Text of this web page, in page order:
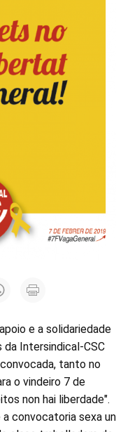
e a solidariedade
da Intersindical-CSC
tanto no
o vindeiro 7 de
non hai liberdade".
convocatoria sexa un